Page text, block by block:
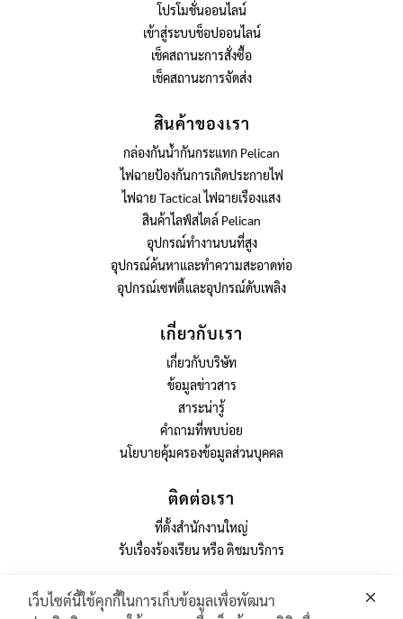
โปรโมชั่นออนไลน์
เข้าสู่ระบบช็อปออนไลน์
เช็คสถานะการสั่งซื้อ
เช็คสถานะการจัดส่ง
สินค้าของเรา
กล่องกันน้ำกันกระแทก Pelican
ไฟฉายป้องกันการเกิดประกายไฟ
ไฟฉาย Tactical ไฟฉายเรืองแสง
สินค้าไลฟ์สไตล์ Pelican
อุปกรณ์ทำงานบนที่สูง
อุปกรณ์ค้นหาและทำความสะอาดท่อ
อุปกรณ์เซฟตี้และอุปกรณ์ดับเพลิง
เกี่ยวกับเรา
เกี่ยวกับบริษัท
ข้อมูลข่าวสาร
สาระน่ารู้
คำถามที่พบบ่อย
นโยบายคุ้มครองข้อมูลส่วนบุคคล
ติดต่อเรา
ที่ตั้งสำนักงานใหญ่
รับเรื่องร้องเรียน หรือ ติชมบริการ
เว็บไซต์นี้ใช้คุกกี้ในการเก็บข้อมูลเพื่อพัฒนา